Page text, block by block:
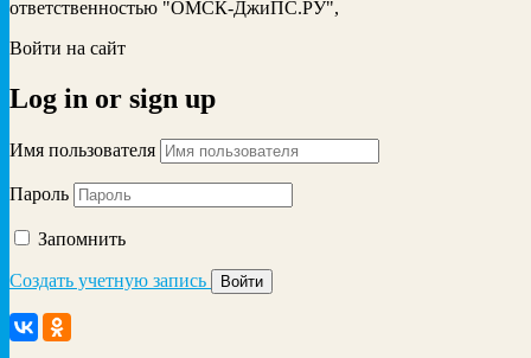
ответственностью "ОМСК-ДжиПС.РУ",
Войти на сайт
Log in or sign up
Имя пользователя
Пароль
Запомнить
Создать учетную запись